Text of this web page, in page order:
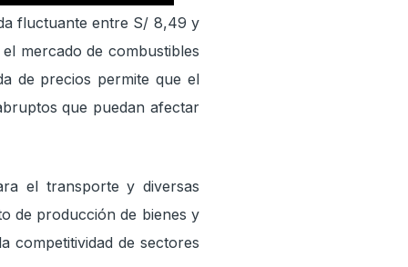
fluctuante entre S/ 8,49 y
mercado de combustibles
de precios permite que el
que puedan afectar
el transporte y diversas
de producción de bienes y
competitividad de sectores